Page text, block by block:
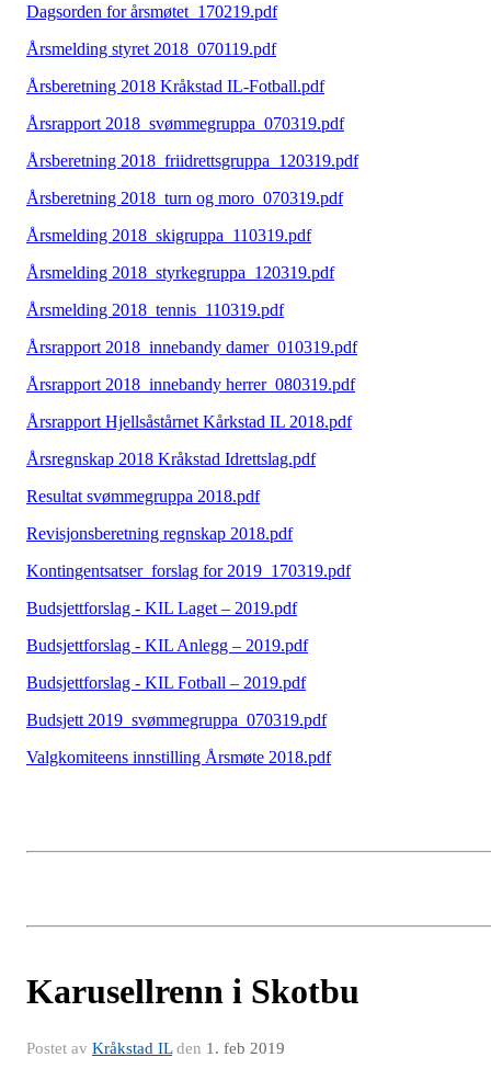
Dagsorden for årsmøtet_170219.pdf
Årsmelding styret 2018_070119.pdf
Årsberetning 2018 Kråkstad IL-Fotball.pdf
Årsrapport 2018_svømmegruppa_070319.pdf
Årsberetning 2018_friidrettsgruppa_120319.pdf
Årsberetning 2018_turn og moro_070319.pdf
Årsmelding 2018_skigruppa_110319.pdf
Årsmelding 2018_styrkegruppa_120319.pdf
Årsmelding 2018_tennis_110319.pdf
Årsrapport 2018_innebandy damer_010319.pdf
Årsrapport 2018_innebandy herrer_080319.pdf
Årsrapport Hjellsåstårnet Kårkstad IL 2018.pdf
Årsregnskap 2018 Kråkstad Idrettslag.pdf
Resultat svømmegruppa 2018.pdf
Revisjonsberetning regnskap 2018.pdf
Kontingentsatser_forslag for 2019_170319.pdf
Budsjettforslag - KIL Laget – 2019.pdf
Budsjettforslag - KIL Anlegg – 2019.pdf
Budsjettforslag - KIL Fotball – 2019.pdf
Budsjett 2019_svømmegruppa_070319.pdf
Valgkomiteens innstilling Årsmøte 2018.pdf
Karusellrenn i Skotbu
Postet av Kråkstad ILden 1. feb 2019